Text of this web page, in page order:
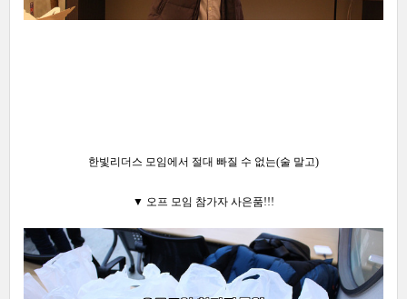
한빛리더스 모임에서 절대 빠질 수 없는(술 말고)
▼ 오프 모임 참가자 사은품!!!